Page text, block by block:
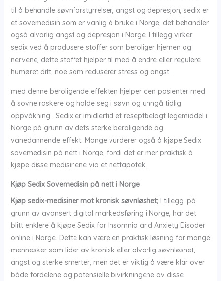
til å behandle søvnforstyrrelser, angst og depresjon, sedix er
et sovemedisin som er vanlig å bruke i Norge, det behandler
også alvorlig angst og depresjon i Norge. I tillegg virker
sedix ved å produsere stoffer som beroliger hjernen og
nervene, dette stoffet hjelper til med å endre eller regulere
humøret ditt, noe som reduserer stress og angst.
med denne beroligende effekten hjelper den pasienter med
å sovne raskere og holde seg i søvn og unngå tidlig
oppvåkning . Sedix er imidlertid et reseptbelagt legemiddel i
Norge på grunn av dets sterke beroligende og
vanedannende effekt. Mange vurderer også å kjøpe Sedix
sovemedisin på nett i Norge, fordi det er mer praktisk å
kjøpe disse medisinene via et nettapotek.
Kjøp Sedix Sovemedisin på nett i Norge
Kjøp sedix-medisiner mot kronisk søvnløshet;
I tillegg, på
grunn av avansert digital markedsføring i Norge, har det
blitt enklere å kjøpe Sedix for Insomnia and Anxiety Disoder
online i Norge. Dette kan være en praktisk løsning for mange
mennesker som lider av kronisk eller alvorlig søvnløshet,
angst og sterke smerter, men det er viktig å være klar over
både fordelene og potensielle bivirkningene av disse